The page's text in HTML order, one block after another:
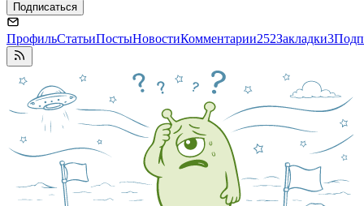
Подписаться
ПрофильСтатьиПостыНовостиКомментарии252Закладки3